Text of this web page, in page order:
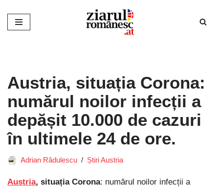
Sari
Austria, situația Corona:
numărul noilor infecții a
depășit 10.000 de cazuri
în ultimele 24 de ore.
Adrian Rădulescu Știri Austria
Austria, situația Corona: numărul noilor infecții a